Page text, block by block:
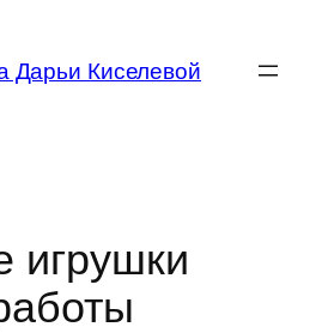
Дарьи Киселевой
игрушки